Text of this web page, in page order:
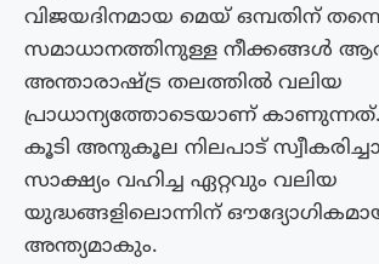
വിജയദിനമായ മെയ് ഒമ്പതിന്
സമാധാനത്തിനുള്ള നീക്കങ്ങൾ
അന്താരാഷ്ട്ര തലത്തിൽ വലിയ
പ്രാധാന്യത്തോടെയാണ്
കൂടി അനുകൂല നിലപാട്
സാക്ഷ്യം വഹിച്ച ഏറ്റവും വലിയ
യുദ്ധങ്ങളിലൊന്നിന്
അന്ത്യമാകും.